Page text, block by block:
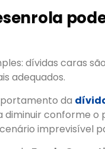
dívidas caras
adequados.
da
conforme o
imprevisível